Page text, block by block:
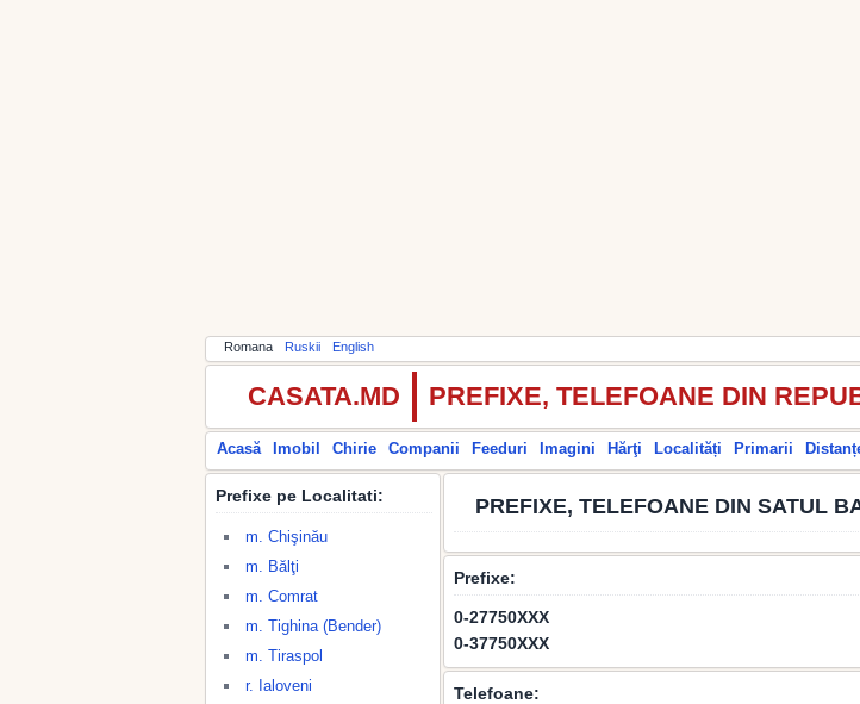
Romana Ruskii English
CASATA.MD PREFIXE, TELEFOANE DIN
Acasă Imobil Chirie Companii Feeduri Imagini Hărţi Localități Primarii
Prefixe pe Localitati:
m. Chişinău
m. Bălţi
m. Comrat
m. Tighina (Bender)
m. Tiraspol
r. Ialoveni
PREFIXE, TELEFOANE DIN SATUL
Prefixe:
0-27750XXX
0-37750XXX
Telefoane: